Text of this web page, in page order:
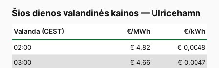
Šios dienos valandinės kainos— Ulricehamn
Valanda (CEST) €/MWh €/kWh
02:00 € 4,82
€ 0,0048
03:00 € 4,66
€ 0,0047